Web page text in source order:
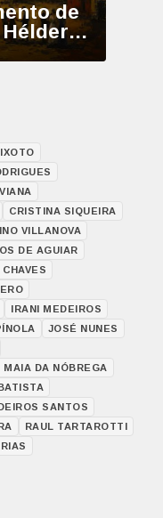
de
CRISTINA SIQUEIRA
VILLANOVA
DE AGUIAR
IRANI MEDEIROS
JOSÉ NUNES
MAIA DA NÓBREGA
SANTOS
RAUL TARTAROTTI